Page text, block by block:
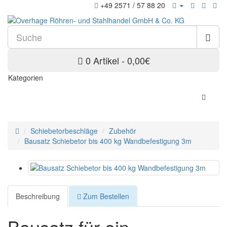
+49 2571 / 57 88 20
0 Artikel - 0,00€
Kategorien
Schiebetorbeschläge
Zubehör
Bausatz Schiebetor bis 400 kg Wandbefestigung 3m
Beschreibung Zum Bestellen